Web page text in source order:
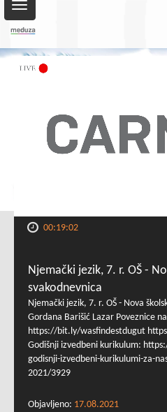
Toggle
navigation
00:19:02
Njemački jezik, 7. r. OŠ -
svakodnevnica
Njemački jezik, 7. r. OŠ - Nova
Gordana Barišić Lazar Poveznice
https://bit.ly/wasfindestdugut
Godišnji izvedbeni kurikulum:
godisnji-izvedbeni-kurikulumi-za-
2021/3929
Objavljeno: 17.08.2021